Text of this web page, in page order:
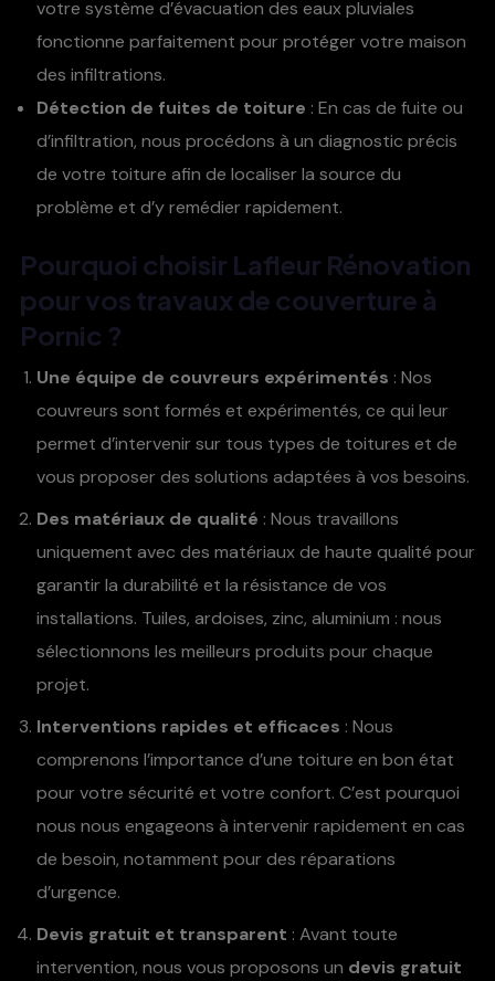
votre système d’évacuation des eaux pluviales
fonctionne parfaitement pour protéger votre maison
des infiltrations.
Détection de fuites de toiture : En cas de fuite ou
d’infiltration, nous procédons à un diagnostic précis
de votre toiture afin de localiser la source du
problème et d’y remédier rapidement.
Pourquoi choisir Lafleur Rénovation
pour vos travaux de couverture à
Pornic ?
Une équipe de couvreurs expérimentés : Nos
couvreurs sont formés et expérimentés, ce qui leur
permet d’intervenir sur tous types de toitures et de
vous proposer des solutions adaptées à vos besoins.
Des matériaux de qualité : Nous travaillons
uniquement avec des matériaux de haute qualité pour
garantir la durabilité et la résistance de vos
installations. Tuiles, ardoises, zinc, aluminium : nous
sélectionnons les meilleurs produits pour chaque
projet.
Interventions rapides et efficaces : Nous
comprenons l’importance d’une toiture en bon état
pour votre sécurité et votre confort. C’est pourquoi
nous nous engageons à intervenir rapidement en cas
de besoin, notamment pour des réparations
d’urgence.
Devis gratuit et transparent : Avant toute
intervention, nous vous proposons un devis gratuit